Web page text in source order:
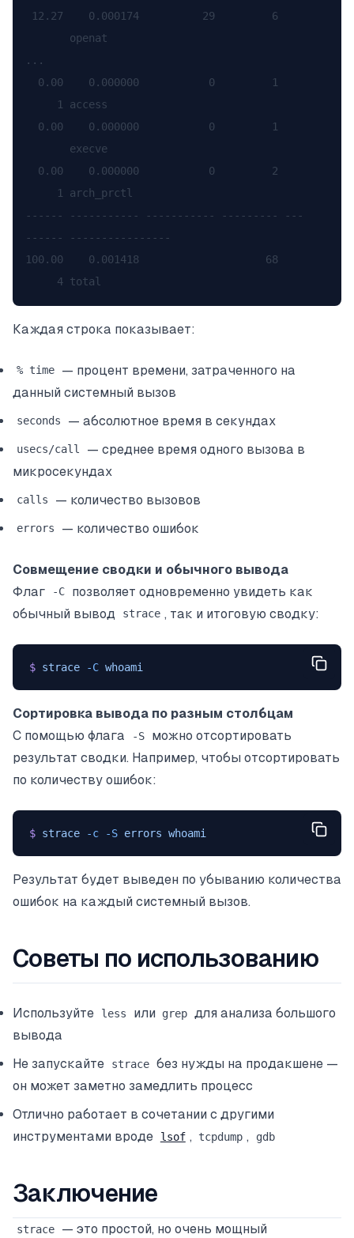
       openat
...
     1 access
       execve
     1 arch_prctl
------ ----------- ----------- --------- ---
------ ----------------
100.00    0.001418                    68
Каждая строка показывает:
% time
— процент времени, затраченного на
данный системный вызов
seconds — абсолютное время в секундах
usecs/call
— среднее время одного вызова в
микросекундах
calls — количество вызовов
errors — количество ошибок
Совмещение сводки и обычного вывода
Флаг
-C
позволяет одновременно увидеть как
обычный вывод
strace , так и итоговую сводку:
$ strace -C whoami
Сортировка вывода по разным столбцам
С помощью флага
-S
можно отсортировать
результат сводки. Например, чтобы отсортировать
по количеству ошибок:
$ strace -c -S errors whoami
Результат будет выведен по убыванию количества
ошибок на каждый системный вызов.
Советы по использованию
Используйте less или grep для анализа большого
вывода
Не запускайте
strace без нужды на продакшене —
он может заметно замедлить процесс
Отлично работает в сочетании с другими
инструментами вроде
lsof , tcpdump , gdb
Заключение
strace
— это простой, но очень мощный